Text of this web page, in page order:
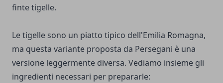
finte tigelle.
Le tigelle sono un piatto tipico dell'Emilia Romagna,
ma questa variante proposta da Persegani è una
versione leggermente diversa. Vediamo insieme gli
ingredienti necessari per prepararle: